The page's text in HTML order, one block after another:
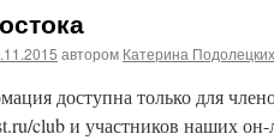
автором Катерина Подолецких
доступна только для
club и участников наших